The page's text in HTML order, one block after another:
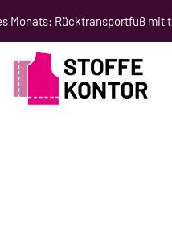
Monats: Rücktransportfuß mit
SCHNITTMUSTER NÄHKURSE